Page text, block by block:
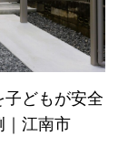
どもが安全
｜江南市